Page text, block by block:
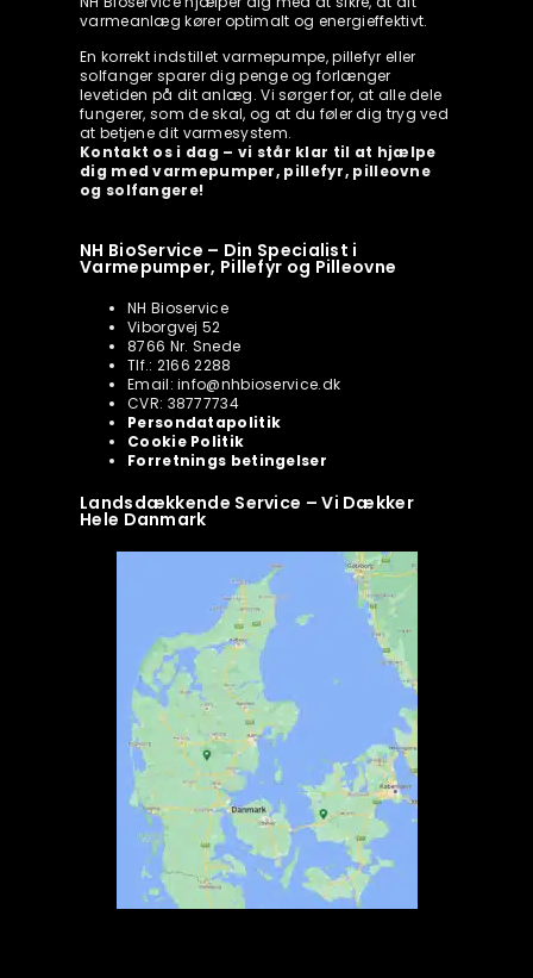
varmeanlæg kører optimalt og energieffektivt.
En korrekt indstillet varmepumpe, pillefyr eller
solfanger sparer dig penge og forlænger
levetiden på dit anlæg. Vi sørger for, at alle dele
fungerer, som de skal, og at du føler dig tryg ved
at betjene dit varmesystem.
Kontakt os i dag – vi står klar til at hjælpe
dig med varmepumper, pillefyr, pilleovne
og solfangere!
NH BioService – Din Specialist i
Varmepumper, Pillefyr og Pilleovne
NH Bioservice
Viborgvej 52
8766 Nr. Snede
Tlf.: 2166 2288
Email: info@nhbioservice.dk
CVR: 38777734
Persondatapolitik
Cookie Politik
Forretnings betingelser
Landsdækkende Service – Vi Dækker
Hele Danmark